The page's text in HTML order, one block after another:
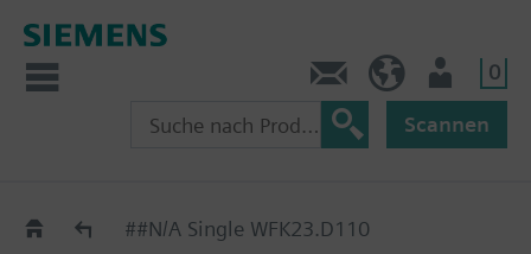
0
Scannen
Old2New##N/A Single WFK23.D110